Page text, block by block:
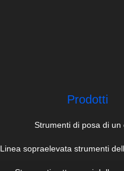
Prodotti
Strumenti di posa di un
Linea sopraelevata strumenti